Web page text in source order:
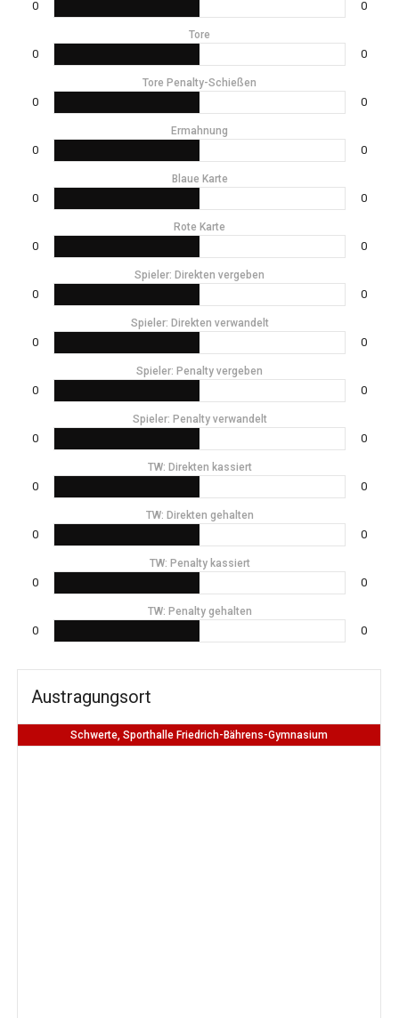
0 0
Tore
0 0
Tore Penalty-Schießen
0 0
Ermahnung
0 0
Blaue Karte
0 0
Rote Karte
0 0
Spieler: Direkten vergeben
0 0
Spieler: Direkten verwandelt
0 0
Spieler: Penalty vergeben
0 0
Spieler: Penalty verwandelt
0 0
TW: Direkten kassiert
0 0
TW: Direkten gehalten
0 0
TW: Penalty kassiert
0 0
TW: Penalty gehalten
0 0
Austragungsort
Schwerte, Sporthalle Friedrich-Bährens-Gymnasium